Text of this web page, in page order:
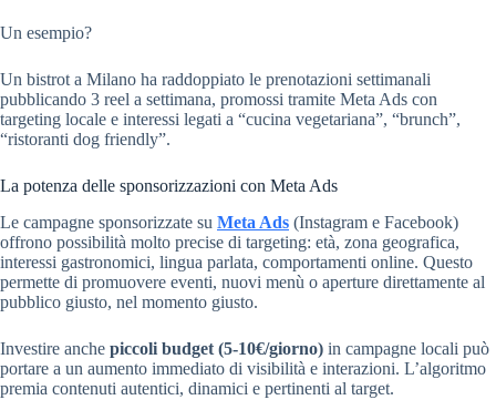
Un esempio?
Un bistrot a Milano ha raddoppiato le prenotazioni settimanali
pubblicando 3 reel a settimana, promossi tramite Meta Ads con
targeting locale e interessi legati a “cucina vegetariana”, “brunch”,
“ristoranti dog friendly”.
La potenza delle sponsorizzazioni con Meta Ads
Le campagne sponsorizzate su Meta Ads (Instagram e Facebook)
offrono possibilità molto precise di targeting: età, zona geografica,
interessi gastronomici, lingua parlata, comportamenti online. Questo
permette di promuovere eventi, nuovi menù o aperture direttamente al
pubblico giusto, nel momento giusto.
Investire anche piccoli budget (5-10€/giorno) in campagne locali può
portare a un aumento immediato di visibilità e interazioni. L’algoritmo
premia contenuti autentici, dinamici e pertinenti al target.